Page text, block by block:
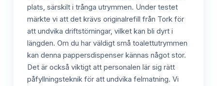
plats, särskilt i trånga utrymmen. Under testet
märkte vi att det krävs originalrefill från Tork för
att undvika driftstörningar, vilket kan bli dyrt i
längden. Om du har väldigt små toalettutrymmen
kan denna pappersdispenser kännas något stor.
Det är också viktigt att personalen lär sig rätt
påfyllningsteknik för att undvika felmatning. Vi